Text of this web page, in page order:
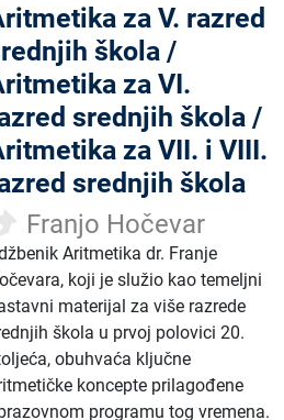
za V. razred
škola /
za VI.
srednjih škola /
za VII. i VIII.
srednjih škola
Franjo Hočevar
Aritmetika dr. Franje
koji je služio kao temeljni
materijal za više razrede
škola u prvoj polovici 20.
obuhvaća ključne
koncepte prilagođene
programu tog vremena.